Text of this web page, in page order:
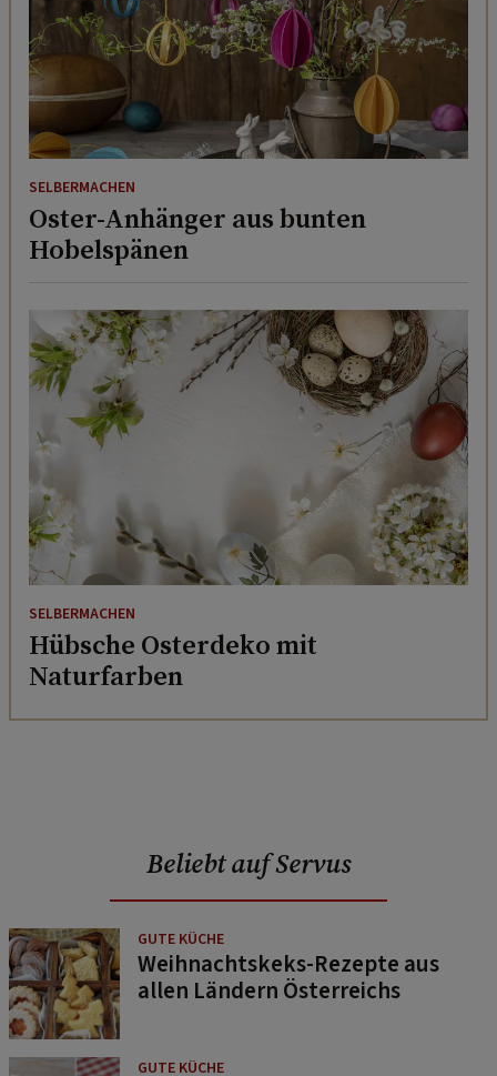
SELBERMACHEN
Oster-Anhänger aus bunten
Hobelspänen
SELBERMACHEN
Hübsche Osterdeko mit
Naturfarben
Beliebt auf Servus
GUTE KÜCHE
Weihnachtskeks-Rezepte aus
allen Ländern Österreichs
GUTE KÜCHE